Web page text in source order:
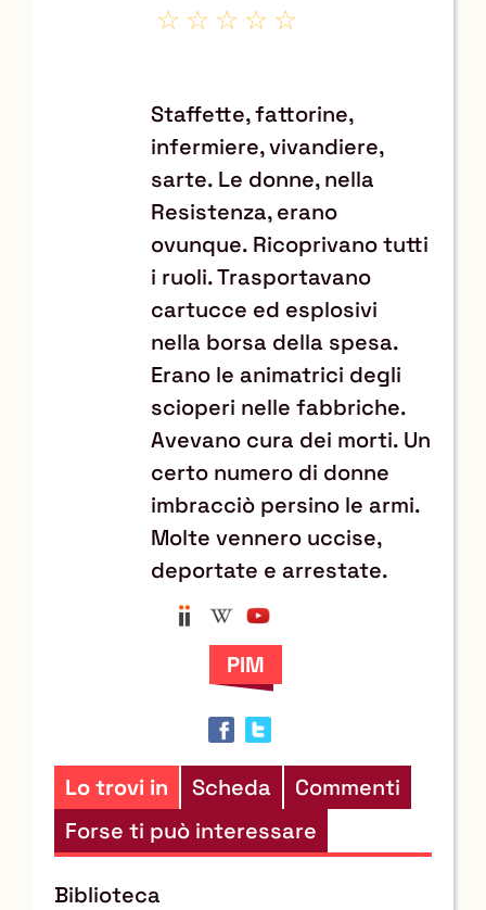
il
documento
risorse
AnobiiWikipedia
Staffette, fattorine,
infermiere, vivandiere,
sarte. Le donne, nella
Resistenza, erano
ovunque. Ricoprivano tutti
i ruoli. Trasportavano
cartucce ed esplosivi
nella borsa della spesa.
Erano le animatrici degli
scioperi nelle fabbriche.
Avevano cura dei morti. Un
certo numero di donne
imbracciò persino le armi.
Molte vennero uccise,
deportate e arrestate.
Lo trovi in Scheda
Commenti
Forse ti può interessare
Biblioteca